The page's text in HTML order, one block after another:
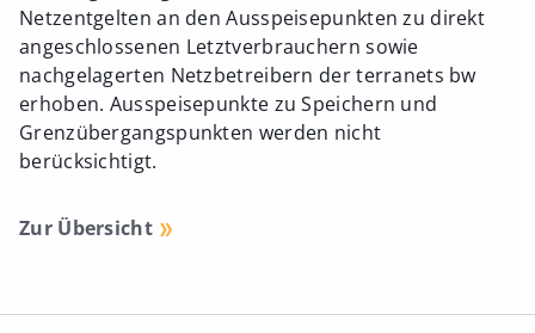
Netzentgelten an den Ausspeisepunkten zu direkt
angeschlossenen Letztverbrauchern sowie
nachgelagerten Netzbetreibern der terranets bw
erhoben. Ausspeisepunkte zu Speichern und
Grenzübergangspunkten werden nicht
berücksichtigt.
Zur Übersicht